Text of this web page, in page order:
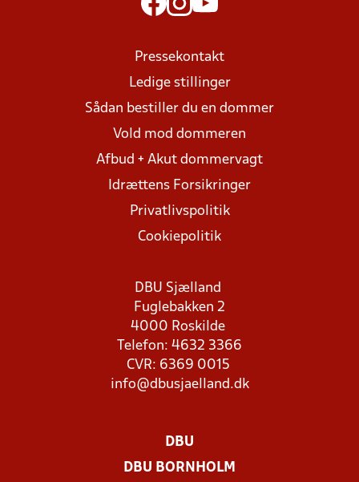
Pressekontakt
Ledige stillinger
Sådan bestiller du en dommer
Vold mod dommeren
Afbud + Akut dommervagt
Idrættens Forsikringer
Privatlivspolitik
Cookiepolitik
DBU Sjælland
Fuglebakken 2
4000 Roskilde
Telefon: 4632 3366
CVR: 6369 0015
info@dbusjaelland.dk
DBU
DBU BORNHOLM